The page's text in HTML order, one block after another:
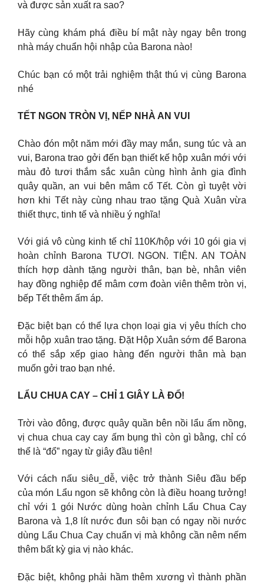
và được sản xuất ra sao?
Hãy cùng khám phá điều bí mật này ngay bên trong
nhà máy chuẩn hội nhập của Barona nào!
Chúc bạn có một trải nghiệm thật thú vị cùng Barona
nhé
TẾT NGON TRÒN VỊ, NẾP NHÀ AN VUI
Chào đón một năm mới đầy may mắn, sung túc và an
vui, Barona trao gởi đến bạn thiết kế hộp xuân mới với
màu đỏ tươi thắm sắc xuân cùng hình ảnh gia đình
quây quần, an vui bên mâm cổ Tết. Còn gì tuyệt vời
hơn khi Tết này cùng nhau trao tặng Quà Xuân vừa
thiết thực, tinh tế và nhiều ý nghĩa!
Với giá vô cùng kinh tế chỉ 110K/hộp với 10 gói gia vị
hoàn chỉnh Barona TƯƠI. NGON. TIỆN. AN TOÀN
thích hợp dành tặng người thân, bạn bè, nhân viên
hay đồng nghiệp để mâm cơm đoàn viên thêm tròn vị,
bếp Tết thêm ấm áp.
Đặc biệt bạn có thể lựa chọn loại gia vị yêu thích cho
mỗi hộp xuân trao tặng. Đặt Hộp Xuân sớm để Barona
có thể sắp xếp giao hàng đến người thân mà bạn
muốn gởi trao bạn nhé.
LẨU CHUA CAY – CHỈ 1 GIÂY LÀ ĐỔ!
Trời vào đông, được quây quần bên nồi lẩu ấm nồng,
vị chua chua cay cay ấm bụng thì còn gì bằng, chỉ có
thể là “đổ” ngay từ giây đầu tiên!
Với cách nấu siêu_dễ, việc trở thành Siêu đầu bếp
của món Lẩu ngon sẽ không còn là điều hoang tưởng!
chỉ với 1 gói Nước dùng hoàn chỉnh Lẩu Chua Cay
Barona và 1,8 lít nước đun sôi bạn có ngay nồi nước
dùng Lẩu Chua Cay chuẩn vị mà không cần nêm nếm
thêm bất kỳ gia vị nào khác.
Đặc biệt, không phải hầm thêm xương vì thành phần